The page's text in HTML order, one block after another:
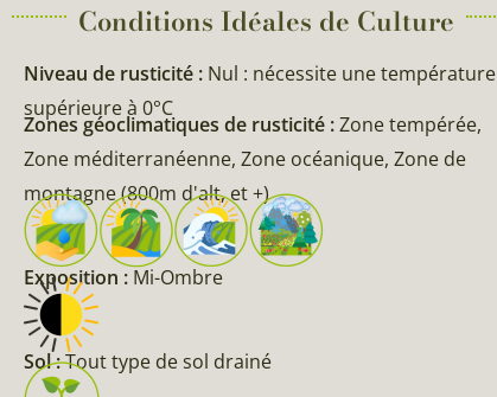
Conditions Idéales de Culture
Niveau de rusticité : Nul : nécessite une température
supérieure à 0°C
Zones géoclimatiques de rusticité :Zone tempérée,
Zone méditerranéenne, Zone océanique, Zone de
montagne (800m d'alt, et +)
Exposition : Mi-Ombre
Sol :Tout type de sol drainé